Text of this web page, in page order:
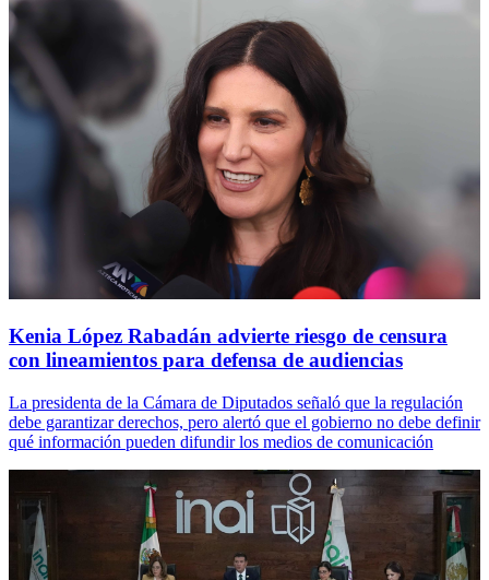
Kenia López Rabadán advierte riesgo de censura
con lineamientos para defensa de audiencias
La presidenta de la Cámara de Diputados señaló que la regulación
debe garantizar derechos, pero alertó que el gobierno no debe definir
qué información pueden difundir los medios de comunicación